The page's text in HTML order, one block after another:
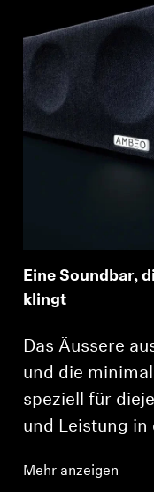
Eine Soundbar,
klingt
Das Äussere
und die
speziell für
und Leistung in
Mehr anzeigen